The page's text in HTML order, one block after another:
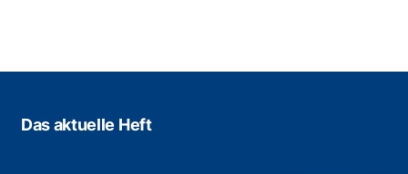
Das aktuelle Heft